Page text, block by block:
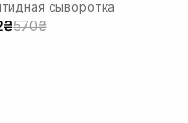
сыворотка
570₴